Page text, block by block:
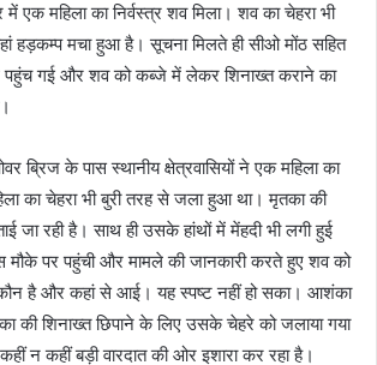
में एक महिला का निर्वस्त्र शव मिला। शव का चेहरा भी
हड़कम्प मचा हुआ है। सूचना मिलते ही सीओ मोंठ सहित
पहुंच गई और शव को कब्जे में लेकर शिनाख्त कराने का
ब्रिज के पास स्थानीय क्षेत्रवासियों ने एक महिला का
का चेहरा भी बुरी तरह से जला हुआ था। मृतका की
जा रही है। साथ ही उसके हांथों में मेंहदी भी लगी हुई
मौके पर पहुंची और मामले की जानकारी करते हुए शव को
है और कहां से आई। यह स्पष्ट नहीं हो सका। आशंका
की शिनाख्त छिपाने के लिए उसके चेहरे को जलाया गया
न कहीं बड़ी वारदात की ओर इशारा कर रहा है।